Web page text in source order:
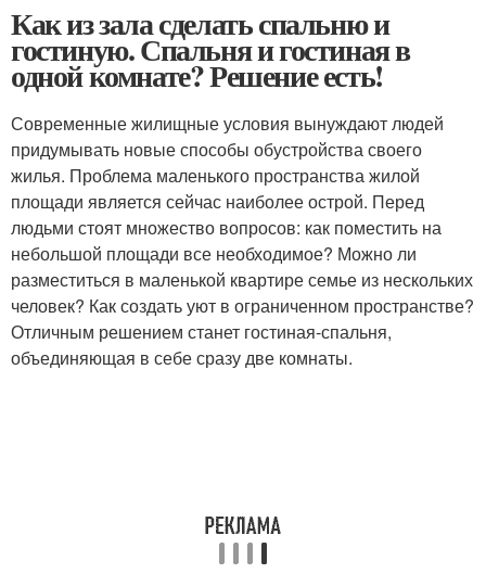
Как из зала сделать спальню и
гостиную. Спальня и гостиная в
одной комнате? Решение есть!
Современные жилищные условия вынуждают людей
придумывать новые способы обустройства своего
жилья. Проблема маленького пространства жилой
площади является сейчас наиболее острой. Перед
людьми стоят множество вопросов: как поместить на
небольшой площади все необходимое? Можно ли
разместиться в маленькой квартире семье из нескольких
человек? Как создать уют в ограниченном пространстве?
Отличным решением станет гостиная-спальня,
объединяющая в себе сразу две комнаты.